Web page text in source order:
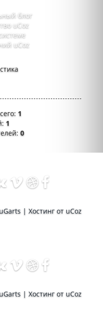
блог
uCoz
uCoz
1
1
0
| Хостинг от uCoz
| Хостинг от uCoz